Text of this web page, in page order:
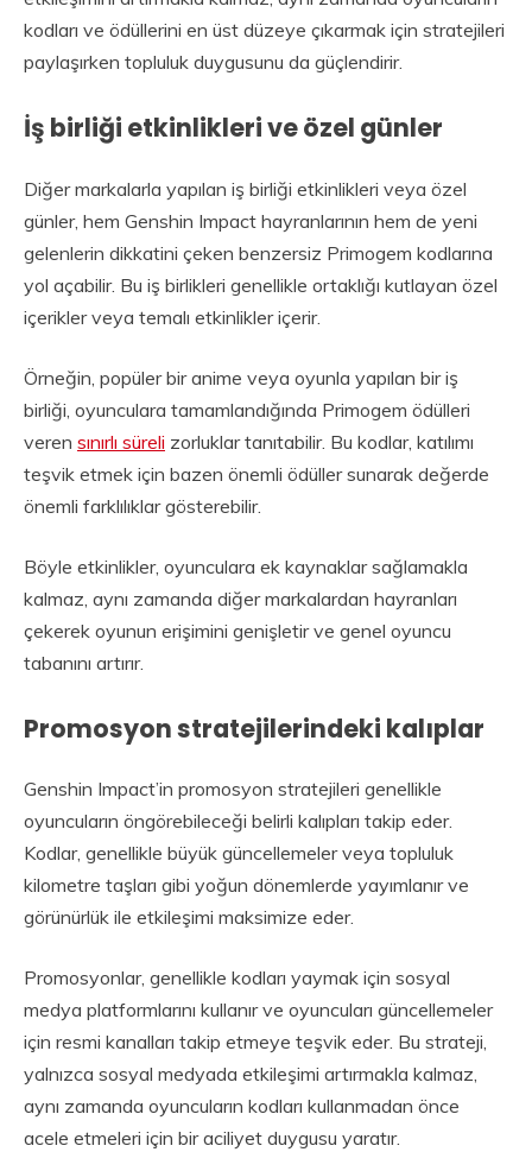
kodları ve ödüllerini en üst düzeye çıkarmak için stratejileri
paylaşırken topluluk duygusunu da güçlendirir.
İş birliği etkinlikleri ve özel günler
Diğer markalarla yapılan iş birliği etkinlikleri veya özel
günler, hem Genshin Impact hayranlarının hem de yeni
gelenlerin dikkatini çeken benzersiz Primogem kodlarına
yol açabilir. Bu iş birlikleri genellikle ortaklığı kutlayan özel
içerikler veya temalı etkinlikler içerir.
Örneğin, popüler bir anime veya oyunla yapılan bir iş
birliği, oyunculara tamamlandığında Primogem ödülleri
veren sınırlı süreli zorluklar tanıtabilir. Bu kodlar, katılımı
teşvik etmek için bazen önemli ödüller sunarak değerde
önemli farklılıklar gösterebilir.
Böyle etkinlikler, oyunculara ek kaynaklar sağlamakla
kalmaz, aynı zamanda diğer markalardan hayranları
çekerek oyunun erişimini genişletir ve genel oyuncu
tabanını artırır.
Promosyon stratejilerindeki kalıplar
Genshin Impact’in promosyon stratejileri genellikle
oyuncuların öngörebileceği belirli kalıpları takip eder.
Kodlar, genellikle büyük güncellemeler veya topluluk
kilometre taşları gibi yoğun dönemlerde yayımlanır ve
görünürlük ile etkileşimi maksimize eder.
Promosyonlar, genellikle kodları yaymak için sosyal
medya platformlarını kullanır ve oyuncuları güncellemeler
için resmi kanalları takip etmeye teşvik eder. Bu strateji,
yalnızca sosyal medyada etkileşimi artırmakla kalmaz,
aynı zamanda oyuncuların kodları kullanmadan önce
acele etmeleri için bir aciliyet duygusu yaratır.